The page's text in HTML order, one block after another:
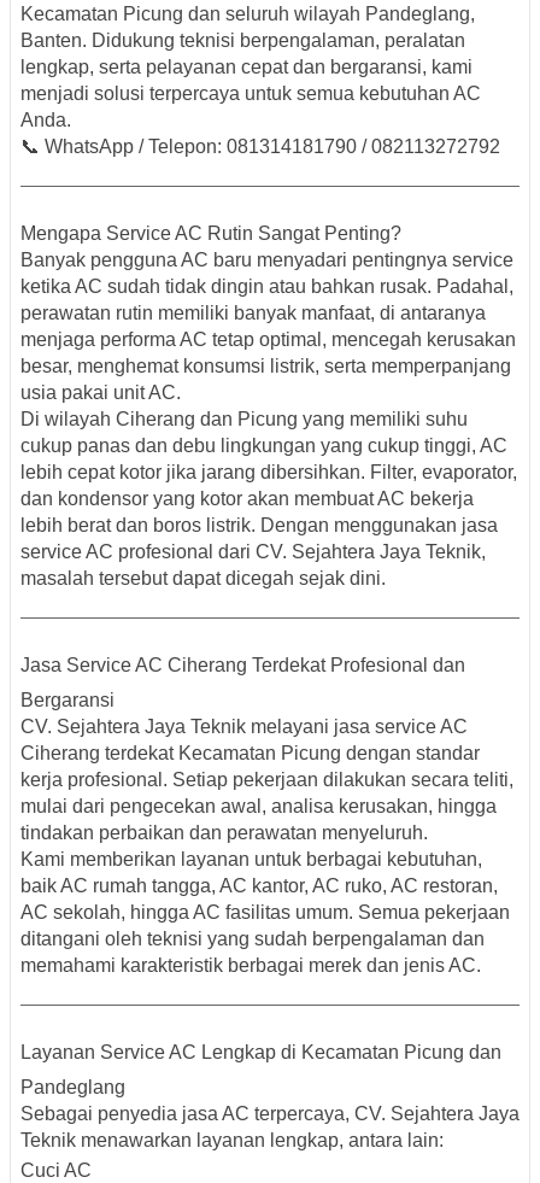
Kecamatan Picung dan seluruh wilayah Pandeglang,
Banten. Didukung teknisi berpengalaman, peralatan
lengkap, serta pelayanan cepat dan bergaransi, kami
menjadi solusi terpercaya untuk semua kebutuhan AC
Anda.
📞 WhatsApp / Telepon: 081314181790 / 082113272792
Mengapa Service AC Rutin Sangat Penting?
Banyak pengguna AC baru menyadari pentingnya service
ketika AC sudah tidak dingin atau bahkan rusak. Padahal,
perawatan rutin memiliki banyak manfaat, di antaranya
menjaga performa AC tetap optimal, mencegah kerusakan
besar, menghemat konsumsi listrik, serta memperpanjang
usia pakai unit AC.
Di wilayah Ciherang dan Picung yang memiliki suhu
cukup panas dan debu lingkungan yang cukup tinggi, AC
lebih cepat kotor jika jarang dibersihkan. Filter, evaporator,
dan kondensor yang kotor akan membuat AC bekerja
lebih berat dan boros listrik. Dengan menggunakan jasa
service AC profesional dari CV. Sejahtera Jaya Teknik,
masalah tersebut dapat dicegah sejak dini.
Jasa Service AC Ciherang Terdekat Profesional dan
Bergaransi
CV. Sejahtera Jaya Teknik melayani jasa service AC
Ciherang terdekat Kecamatan Picung dengan standar
kerja profesional. Setiap pekerjaan dilakukan secara teliti,
mulai dari pengecekan awal, analisa kerusakan, hingga
tindakan perbaikan dan perawatan menyeluruh.
Kami memberikan layanan untuk berbagai kebutuhan,
baik AC rumah tangga, AC kantor, AC ruko, AC restoran,
AC sekolah, hingga AC fasilitas umum. Semua pekerjaan
ditangani oleh teknisi yang sudah berpengalaman dan
memahami karakteristik berbagai merek dan jenis AC.
Layanan Service AC Lengkap di Kecamatan Picung dan
Pandeglang
Sebagai penyedia jasa AC terpercaya, CV. Sejahtera Jaya
Teknik menawarkan layanan lengkap, antara lain:
Cuci AC